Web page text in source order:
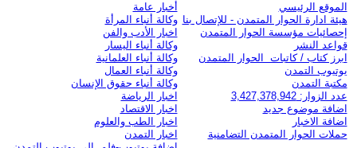
الموقع الرئيسي
هيئة ادارة الحوار المتمدن - للإتصال بنا
إحصائيات مؤسسة الحوار المتمدن
قواعد النشر
ابرز كتاب / كاتبات الحوار المتمدن
يوتيوب التمدن
مكتبة التمدن
عدد الزوار: 3,427,378,942
اضافة موضوع جديد
اضافة الاخبار
حملات الحوار المتمدن التضامنية
أخبار عامة
وكالة أنباء المرأة
اخبار الأدب والفن
وكالة أنباء اليسار
وكالة أنباء العلمانية
وكالة أنباء العمال
وكالة أنباء حقوق الإنسان
اخبار الرياضة
اخبار الاقتصاد
اخبار الطب والعلوم
اخبار التمدن